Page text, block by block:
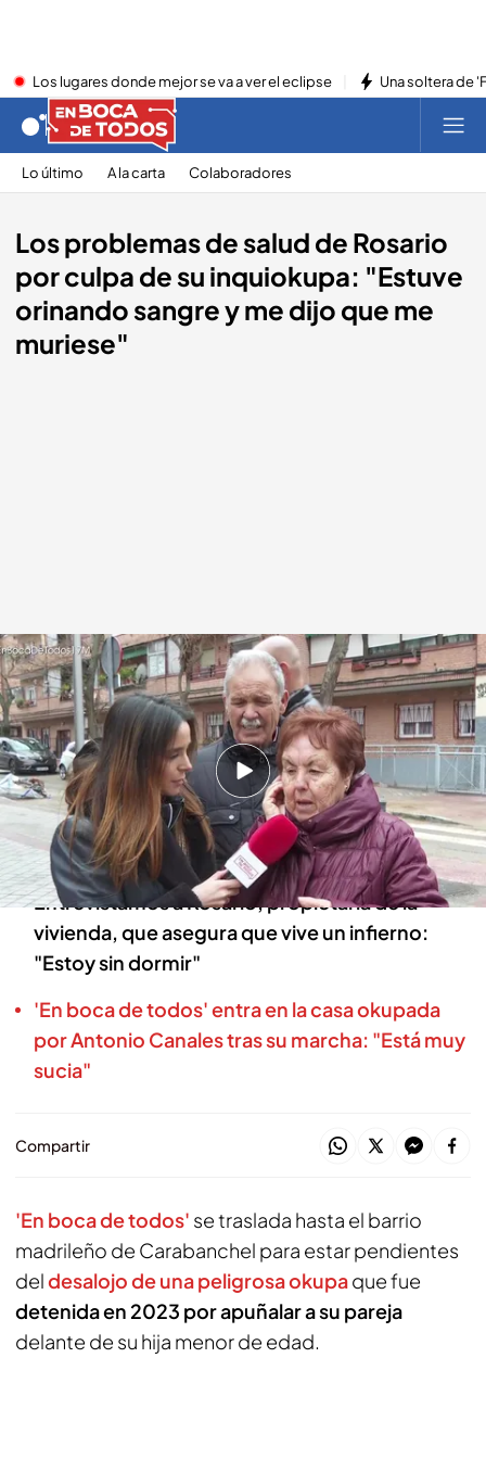
Los lugares donde mejor se va a ver el eclipse Una soltera de
Lo último A la carta Colaboradores
Los problemas de salud de Rosario
por culpa de su inquiokupa: "Estuve
orinando sangre y me dijo que me
muriese"
Rosario, propietaria de la vivienda okupada.cuatro.com
En boca de todos
17 MAR 2025 - 14:23h.
Los vecinos de Carabanchel, en Madrid,
aterrorizados por una okupa violenta que
apuñaló a su pareja en 2023
Entrevistamos a Rosario, propietaria de la
vivienda, que asegura que vive un infierno:
"Estoy sin dormir"
'En boca de todos' entra en la casa okupada
por Antonio Canales tras su marcha: "Está muy
sucia"
Compartir
'En boca de todos' se traslada hasta el barrio
madrileño de Carabanchel para estar pendientes
deldesalojo de una peligrosa okupaque fue
detenida en 2023 por apuñalar a su pareja
delante de su hija menor de edad.